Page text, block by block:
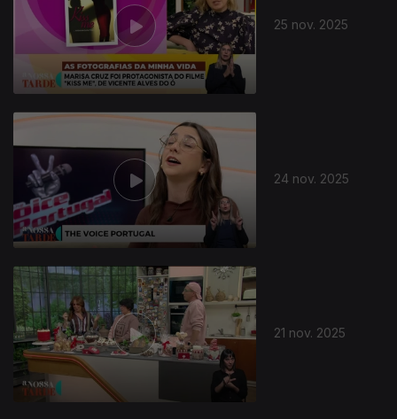
25 nov. 2025
24 nov. 2025
21 nov. 2025